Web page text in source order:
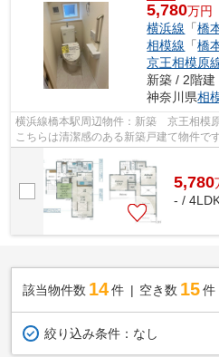
5,780万円
横浜線 「橋
相模線 「橋
京王相模原
新築 / 2階建
神奈川県相
横浜線橋本駅周辺物件：新築 京王相
こちらは清潔感のある新築戸建て物件です
5,780
- /
該当物件数 14件 空き数 15 件
絞り込み条件： なし